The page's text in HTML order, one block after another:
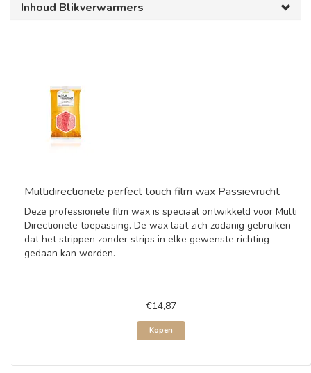
Inhoud Blikverwarmers
Multidirectionele perfect touch film wax Passievrucht
Deze professionele film wax is speciaal ontwikkeld voor Multi
Directionele toepassing. De wax laat zich zodanig gebruiken
dat het strippen zonder strips in elke gewenste richting
gedaan kan worden.
€14,87
Kopen